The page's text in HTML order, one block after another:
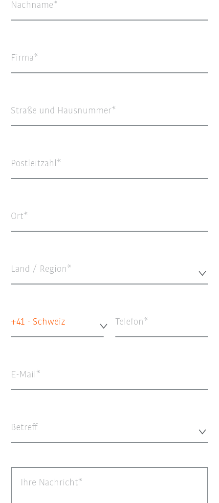
Nachname
Firma
Straße und Hausnummer
Postleitzahl
Ort
Land / Region*
+41 - Schweiz Telefon
E-Mail
Betreff
Ihre Nachricht